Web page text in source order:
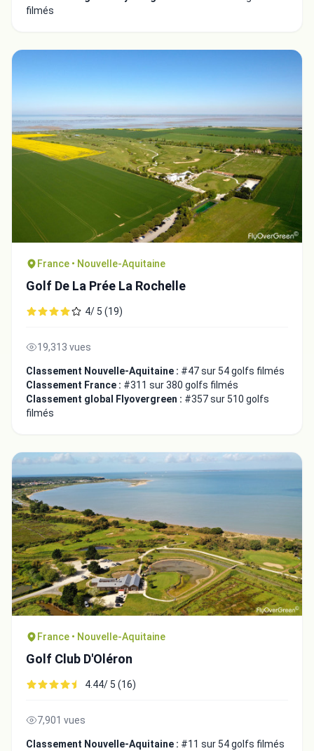
filmés
France • Nouvelle-Aquitaine
Golf De La Prée La Rochelle
4/ 5 (19)
19,313 vues
Classement Nouvelle-Aquitaine : #47 sur 54 golfs filmés
Classement France : #311 sur 380 golfs filmés
Classement global Flyovergreen : #357 sur 510 golfs
filmés
France • Nouvelle-Aquitaine
Golf Club D'Oléron
4.44/ 5 (16)
7,901 vues
Classement Nouvelle-Aquitaine : #11 sur 54 golfs filmés